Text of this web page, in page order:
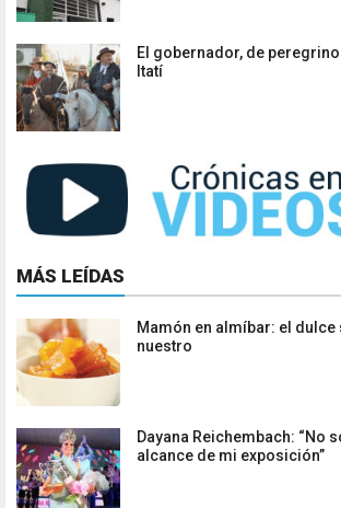
El gobernador, de
Itatí
MÁS LEÍDAS
Mamón en almíbar: el dulce
nuestro
Dayana Reichembach: “No
alcance de mi exposición”